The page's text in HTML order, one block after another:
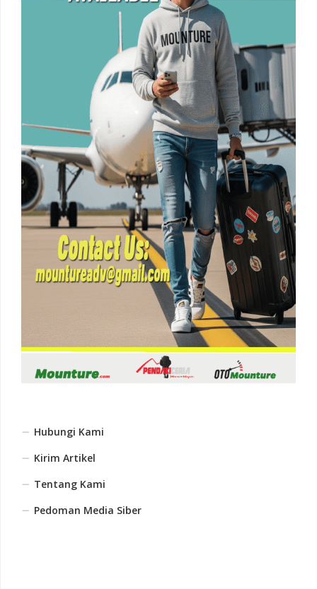
Hubungi Kami
Kirim Artikel
Tentang Kami
Pedoman Media Siber